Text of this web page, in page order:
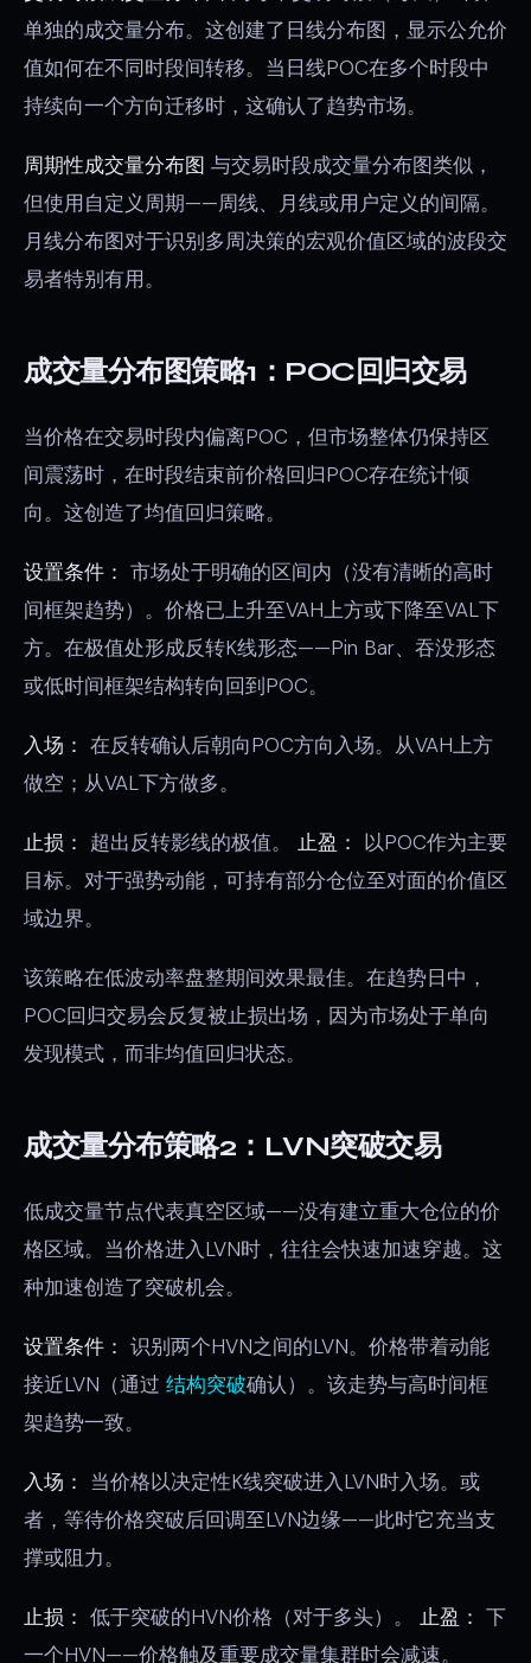
单独的成交量分布。这创建了日线分布图，显示公允价
值如何在不同时段间转移。当日线POC在多个时段中
持续向一个方向迁移时，这确认了趋势市场。
周期性成交量分布图 与交易时段成交量分布图类似，
但使用自定义周期——周线、月线或用户定义的间隔。
月线分布图对于识别多周决策的宏观价值区域的波段交
易者特别有用。
成交量分布图策略1：POC回归交易
当价格在交易时段内偏离POC，但市场整体仍保持区
间震荡时，在时段结束前价格回归POC存在统计倾
向。这创造了均值回归策略。
设置条件： 市场处于明确的区间内（没有清晰的高时
间框架趋势）。价格已上升至VAH上方或下降至VAL下
方。在极值处形成反转K线形态——Pin Bar、吞没形态
或低时间框架结构转向回到POC。
入场： 在反转确认后朝向POC方向入场。从VAH上方
做空；从VAL下方做多。
止损： 超出反转影线的极值。 止盈： 以POC作为主要
目标。对于强势动能，可持有部分仓位至对面的价值区
域边界。
该策略在低波动率盘整期间效果最佳。在趋势日中，
POC回归交易会反复被止损出场，因为市场处于单向
发现模式，而非均值回归状态。
成交量分布策略2：LVN突破交易
低成交量节点代表真空区域——没有建立重大仓位的价
格区域。当价格进入LVN时，往往会快速加速穿越。这
种加速创造了突破机会。
设置条件： 识别两个HVN之间的LVN。价格带着动能
接近LVN（通过 结构突破确认）。该走势与高时间框
架趋势一致。
入场： 当价格以决定性K线突破进入LVN时入场。或
者，等待价格突破后回调至LVN边缘——此时它充当支
撑或阻力。
止损： 低于突破的HVN价格（对于多头）。 止盈： 下
一个HVN——价格触及重要成交量集群时会减速。